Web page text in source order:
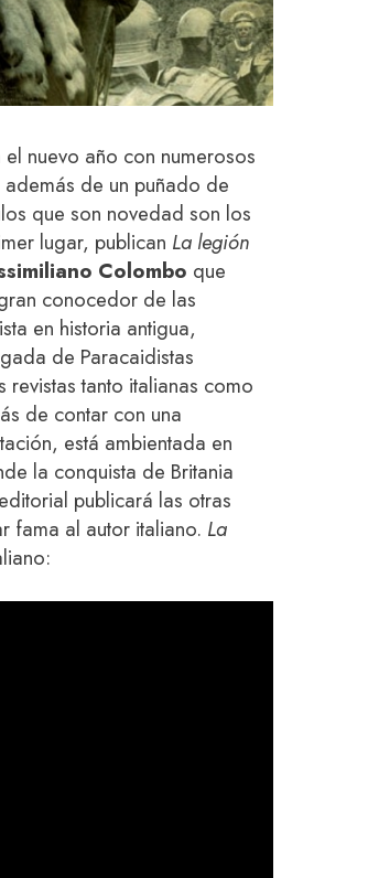
el nuevo año con numerosos
de un puñado de
que son novedad son los
lugar, publican La legión
Colombo que
conocedor de las
en historia antigua,
de Paracaidistas
tanto italianas como
de contar con una
está ambientada en
la conquista de Britania
publicará las otras
fama al autor italiano. La